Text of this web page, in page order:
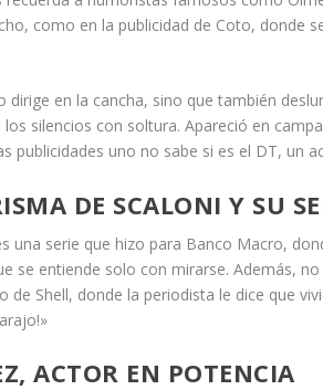
como en la publicidad de Coto, donde
en la cancha, sino que también
silencios con soltura. Apareció en
publicidades uno no sabe si es el DT, un
DE SCALONI Y SU
una serie que hizo para Banco Macro,
se entiende solo con mirarse. Además,
de Shell, donde la periodista le dice que
ACTOR EN POTENCIA